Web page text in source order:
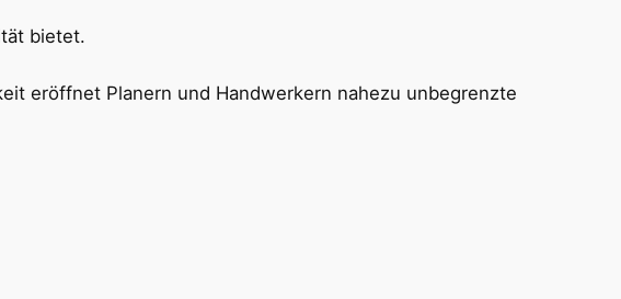
bietet.
eröffnet Planern und Handwerkern nahezu unbegrenzte